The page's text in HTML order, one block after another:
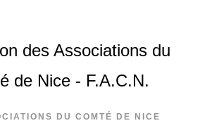
des Associations du
de Nice - F.A.C.N.
DU COMTÉ DE NICE